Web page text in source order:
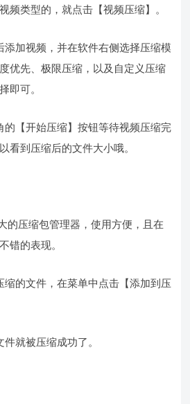
频类型的，就点击【视频压缩】。
添加视频，并在软件右侧选择压缩模
优先、极限压缩，以及自定义压缩
即可。
的【开始压缩】按钮等待视频压缩完
看到压缩后的文件大小哦。
的压缩包管理器，使用方便，且在
错的表现。
缩的文件，在菜单中点击【添加到压
就被压缩成功了。